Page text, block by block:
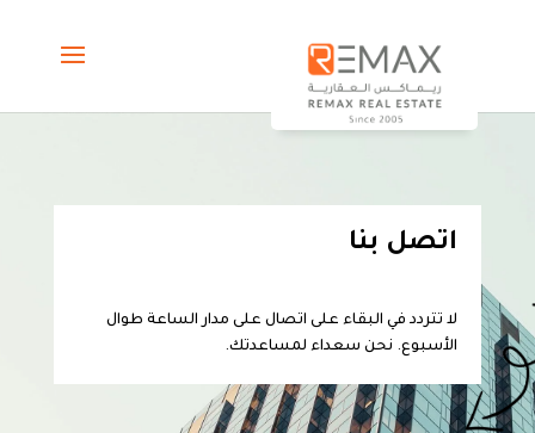
اتصل بنا
لا تتردد في البقاء على اتصال على مدار الساعة طوال
الأسبوع. نحن سعداء لمساعدتك.